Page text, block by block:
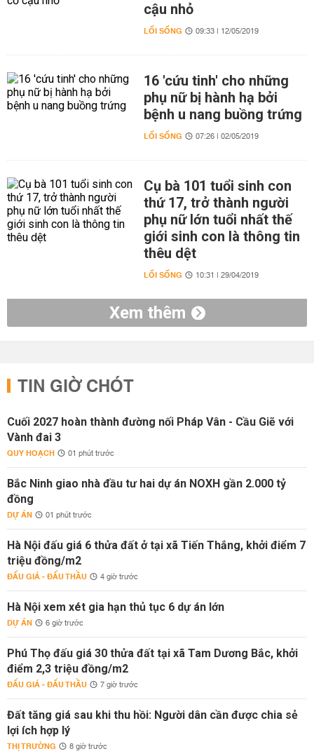
cậu nhỏ
LỐI SỐNG 09:33 | 12/05/2019
16 'cứu tinh' cho những
phụ nữ bị hành hạ bởi
bệnh u nang buồng trứng
LỐI SỐNG 07:26 | 02/05/2019
Cụ bà 101 tuổi sinh con
thứ 17, trở thành người
phụ nữ lớn tuổi nhất thế
giới sinh con là thông tin
thêu dệt
LỐI SỐNG 10:31 | 29/04/2019
Xem thêm
TIN GIỜ CHÓT
Cuối 2027 hoàn thành đường nối Pháp Vân - Cầu Giẽ với
Vành đai 3
QUY HOẠCH 01 phút trước
Bắc Ninh giao nhà đầu tư hai dự án NOXH gần 2.000 tỷ
đồng
DỰ ÁN 01 phút trước
Hà Nội đấu giá 6 thửa đất ở tại xã Tiến Thắng, khởi điểm 7
triệu đồng/m2
ĐẤU GIÁ - ĐẤU THẦU 4 giờ trước
Hà Nội xem xét gia hạn thủ tục 6 dự án lớn
DỰ ÁN 6 giờ trước
Phú Thọ đấu giá 30 thửa đất tại xã Tam Dương Bắc, khởi
điểm 2,3 triệu đồng/m2
ĐẤU GIÁ - ĐẤU THẦU 7 giờ trước
Đất tăng giá sau khi thu hồi: Người dân cần được chia sẻ
lợi ích hợp lý
THỊ TRƯỜNG 8 giờ trước